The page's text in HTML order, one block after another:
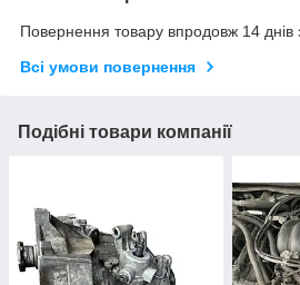
Повернення товару впродовж 14 днів
Всі умови повернення
Подібні товари компанії